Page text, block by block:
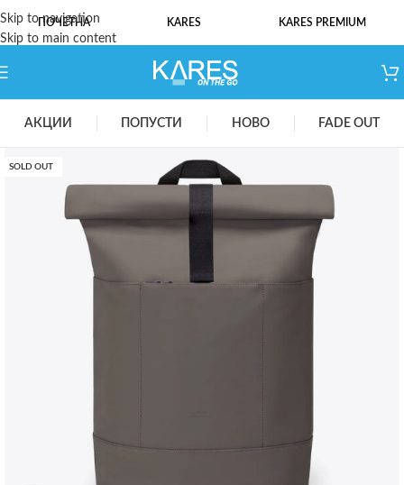
Skip to navigation
Skip to main content
ПОЧЕТНА KARES KARES PREMIUM
АКЦИИ ПОПУСТИ НОВО FADE OUT
SOLD OUT